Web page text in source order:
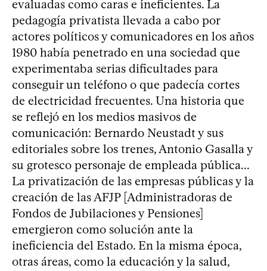
evaluadas como caras e ineficientes. La
pedagogía privatista llevada a cabo por
actores políticos y comunicadores en los años
1980 había penetrado en una sociedad que
experimentaba serias dificultades para
conseguir un teléfono o que padecía cortes
de electricidad frecuentes. Una historia que
se reflejó en los medios masivos de
comunicación: Bernardo Neustadt y sus
editoriales sobre los trenes, Antonio Gasalla y
su grotesco personaje de empleada pública...
La privatización de las empresas públicas y la
creación de las AFJP [Administradoras de
Fondos de Jubilaciones y Pensiones]
emergieron como solución ante la
ineficiencia del Estado. En la misma época,
otras áreas, como la educación y la salud,